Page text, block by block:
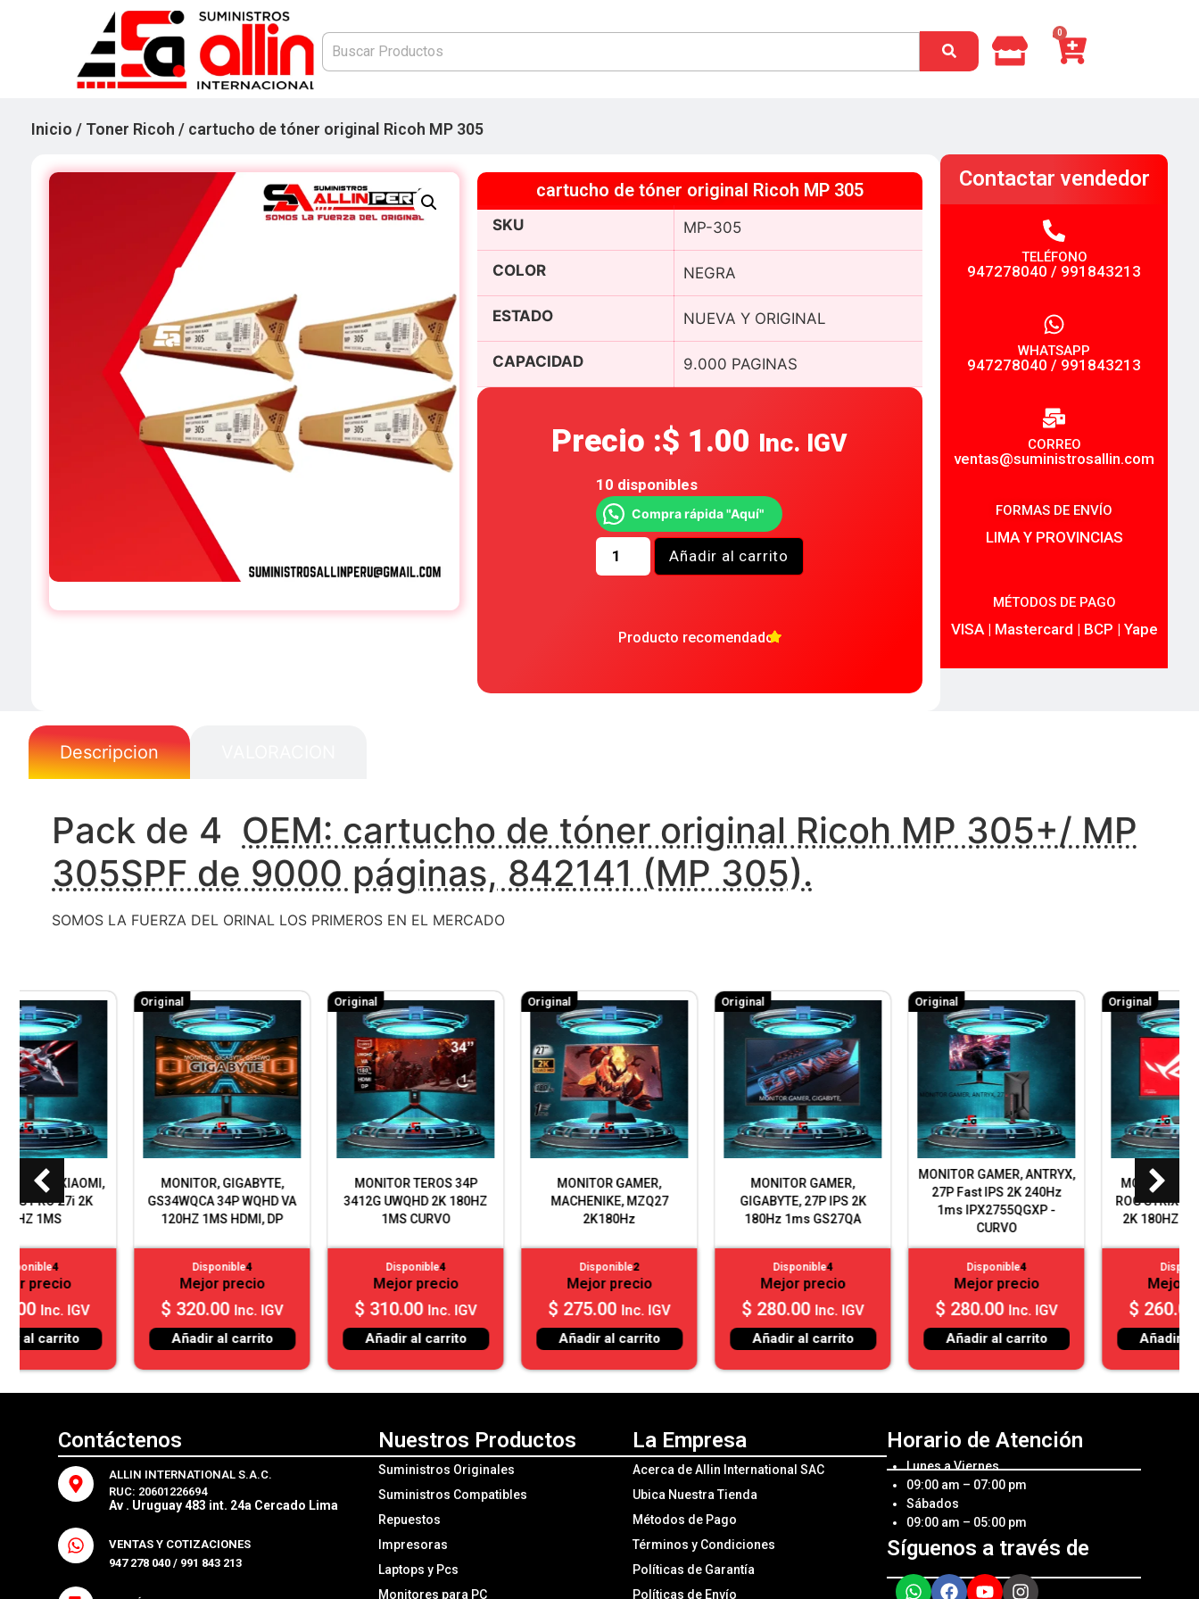
0
Inicio / Toner Ricoh / cartucho de tóner original Ricoh MP 305
cartucho de tóner original Ricoh MP 305
SKU MP-305
COLOR NEGRA
ESTADO NUEVA Y ORIGINAL
CAPACIDAD 9.000 PAGINAS
Precio :$ 1.00 Inc. IGV
10 disponibles
Compra rápida "Aquí"
Añadir al carrito
Producto recomendado
Contactar vendedor
TELÉFONO
947278040 / 991843213
WHATSAPP
947278040 / 991843213
CORREO
ventas@suministrosallin.com
FORMAS DE ENVÍO
LIMA Y PROVINCIAS
MÉTODOS DE PAGO
VISA | Mastercard | BCP | Yape
Descripcion
Pack de 4 OEM: cartucho de tóner original Ricoh MP 305+/ MP
305SPF de 9000 páginas, 842141 (MP 305).
SOMOS LA FUERZA DEL ORINAL LOS PRIMEROS EN EL MERCADO
Original
MONITOR, GIGABYTE,
GS34WQCA 34P WQHD VA
120HZ 1MS HDMI, DP
$ 320.00 Inc. IGV
Añadir al carrito
Original
MONITOR TEROS 34P
3412G UWQHD 2K 180HZ
1MS CURVO
$ 310.00 Inc. IGV
Añadir al carrito
Original
MONITOR GAMER,
MACHENIKE, MZQ27
$ 275.00 Inc. IGV
Añadir al carrito
Original
MONITOR GAMER,
GIGABYTE, 27P IPS 2K
180Hz 1ms GS27QA
$ 280.00 Inc. IGV
Añadir al carrito
Original
MONITOR GAMER, ANTRYX,
27P Fast IPS 2K 240Hz
1ms IPX2755QGXP -
$ 280.00 Inc. IGV
Añadir al carrito
Original
MONITOR GAMER, ASUS
ROG STRIX 27P XG27WCS
2K 180HZ 1MS FAST VA
$ 260.00 Inc. IGV
Añadir al carrito
Contáctenos
ALLIN INTERNATIONAL S.A.C.
RUC: 20601226694
Av . Uruguay 483 int. 24a Cercado Lima
VENTAS Y COTIZACIONES
947 278 040 / 991 843 213
Nuestros Productos
Suministros Originales
Suministros Compatibles
Repuestos
Impresoras
Laptops y Pcs
Monitores para PC
La Empresa
Acerca de Allin International SAC
Ubica Nuestra Tienda
Métodos de Pago
Términos y Condiciones
Políticas de Garantía
Políticas de Envío
Horario de Atención
Lunes a Viernes
09:00 am – 07:00 pm
Sábados
09:00 am – 05:00 pm
Síguenos a través de